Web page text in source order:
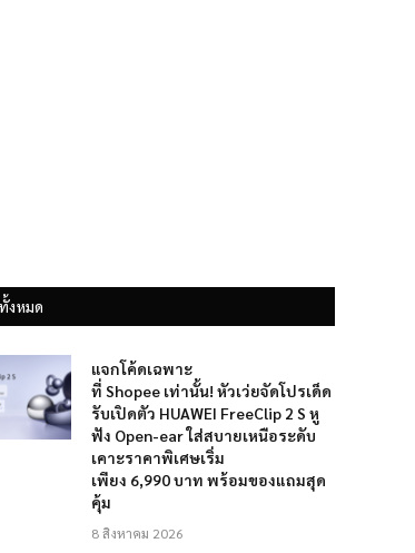
งหมด
แจกโค้ดเฉพาะ
ที่ Shopee เท่านั้น! หัวเว่ยจัดโปรเด็ด
รับเปิดตัว HUAWEI FreeClip 2 S หู
ฟัง Open-ear ใส่สบายเหนือระดับ
เคาะราคาพิเศษเริ่ม
เพียง 6,990 บาท พร้อมของแถมสุด
คุ้ม
8 สิงหาคม 2026